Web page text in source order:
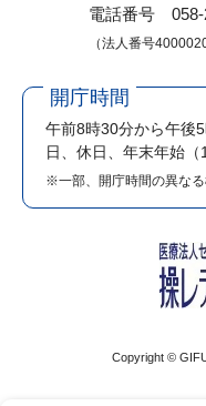
電話番号 058-
（法人番号
開庁時間
午前8時30分から午後
日、休日、年末年始（
※一部、開庁時間の異なる
Copyright ©